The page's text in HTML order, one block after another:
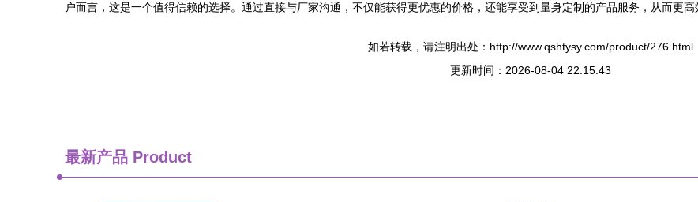
户而言，这是一个值得信赖的选择。通过直接与厂家沟通，不仅能获得更优惠的价格，还能享受到量身定制的产品服务，从而更高
如若转载，请注明出处：http://www.qshtysy.com/product/276.html
更新时间：2026-08-04 22:15:43
最新产品 Product